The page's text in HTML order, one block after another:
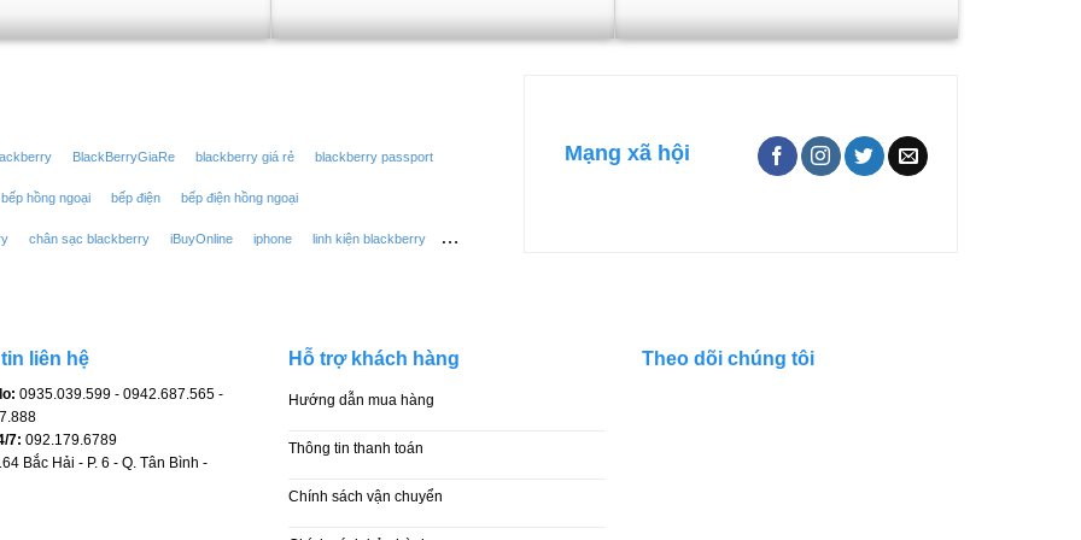
BlackBerryGiaRe blackberry giá rẻ blackberry passport
bếp hồng ngoại bếp điện bếp điện hồng ngoại
chân sạc blackberry iBuyOnline iphone linh kiện blackberry
blackberry Điện Thoại iPhone apple điện thoại blackberry
xách tay điện thoại độc lạ ổ sim blackberry
Mạng xã hội
liên hệ
0935.039.599 - 0942.687.565 -
7: 092.179.6789
Bắc Hải - P. 6 - Q. Tân Bình -
Hỗ trợ khách hàng
Hướng dẫn mua hàng
Thông tin thanh toán
Chính sách vận chuyển
Theo dõi chúng tôi